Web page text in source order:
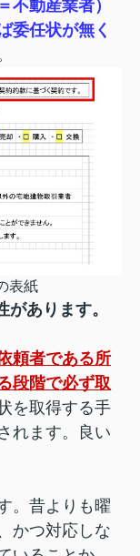
不動産業者）
委任状が無く
表紙
あります。
頼者である所
段階で必ず取
を取得する手
れます。良い
。昔よりも曜
かつ対応しな